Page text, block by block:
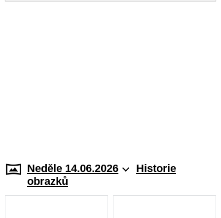
Neděle 14.06.2026
Historie
obrazků